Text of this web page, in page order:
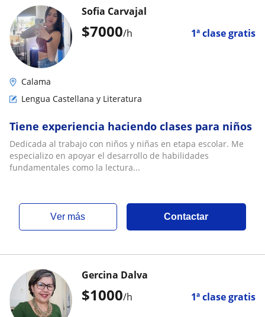
$7000/h 1ª clase gratis
Sofia Carvajal
Calama
Lengua Castellana y Literatura
Tiene experiencia haciendo clases para niños
Dedicada al trabajo con niños y niñas en etapa escolar. Me
especializo en apoyar el desarrollo de habilidades
fundamentales como la lectura...
ver más Contactar
$1000/h 1ª clase gratis
Gercina Dalva